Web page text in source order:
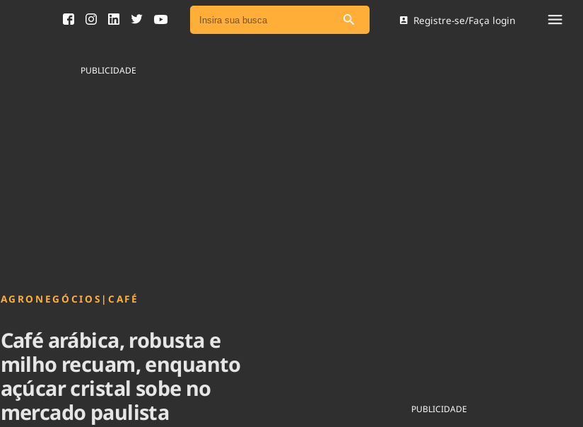
Ver todas as notícias
Brasil
Brasil Mineral
Ciência & Tecnologia
Registre-se/Faça login
PUBLICIDADE
AGRONEGÓCIOS | CAFÉ
Café arábica, robusta e
milho recuam, enquanto
açúcar cristal sobe no
mercado paulista
PUBLICIDADE